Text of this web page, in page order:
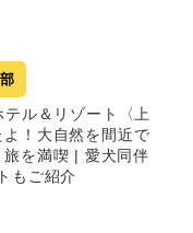
テル＆リゾート〈上
！大自然を間近で
を満喫 | 愛犬同伴
もご紹介